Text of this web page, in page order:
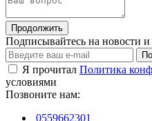
Продолжить
Подписывайтесь на новости
Я прочитал Политика
условиями
Позвоните нам:
0559662301